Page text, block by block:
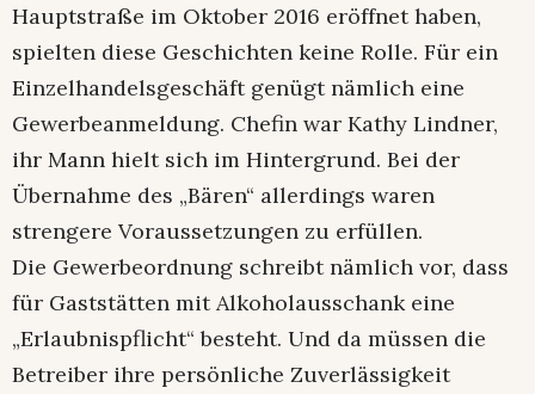
Hauptstraße im Oktober 2016 eröffnet haben,
spielten diese Geschichten keine Rolle. Für ein
Einzelhandelsgeschäft genügt nämlich eine
Gewerbeanmeldung. Chefin war Kathy Lindner,
ihr Mann hielt sich im Hintergrund. Bei der
Übernahme des „Bären“ allerdings waren
strengere Voraussetzungen zu erfüllen.
Die Gewerbeordnung schreibt nämlich vor, dass
für Gaststätten mit Alkoholausschank eine
„Erlaubnispflicht“ besteht. Und da müssen die
Betreiber ihre persönliche Zuverlässigkeit